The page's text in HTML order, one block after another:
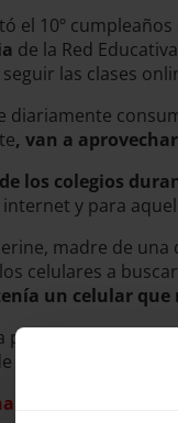
el 10º
de la Red
las clases
diariamente
, van a
los colegios
internet y para
madre de una
celulares a
un celular que
permitir al
acuerdo al nivel
digital